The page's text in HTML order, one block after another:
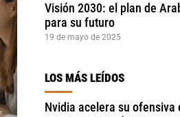
Visión 2030: el plan de
para su futuro
19 de mayo de 2025
LOS MÁS LEÍDOS
Nvidia acelera su ofensiva